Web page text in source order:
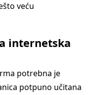
veću
internetska
potrebna je
potpuno učitana